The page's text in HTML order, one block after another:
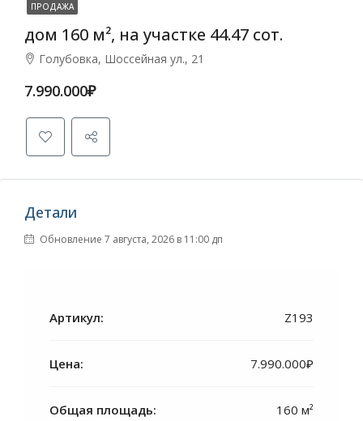
ПРОДАЖА
дом 160 м², на участке 44.47 сот.
Голубовка, Шоссейная ул., 21
7.990.000₽
Детали
Обновление 7 августа, 2026 в 11:00 дп
Артикул: Z193
Цена: 7.990.000₽
Общая площадь: 160 м²